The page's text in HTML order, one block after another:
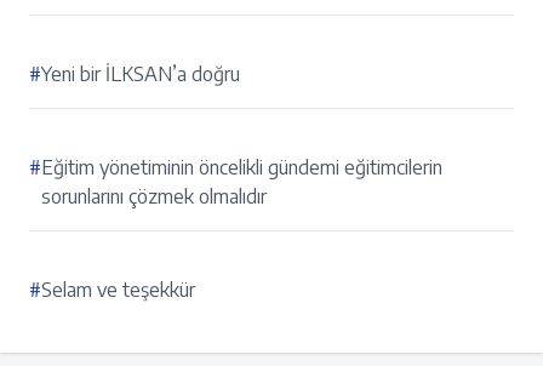
#Yeni bir İLKSAN’a doğru
#Eğitim yönetiminin öncelikli gündemi eğitimcilerin
sorunlarını çözmek olmalıdır
#Selam ve teşekkür